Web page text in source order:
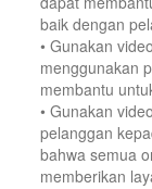
baik dengan
• Gunakan
menggunakan
membantu
• Gunakan
pelanggan
bahwa semua
memberikan